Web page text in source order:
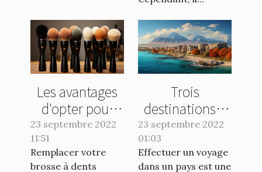
Les avantages
d'opter pour
une brosse
électrique
23 septembre 2022
11:51
Remplacer votre
brosse à dents
Trois
destinations à
visiter
absolument en
2022
23 septembre 2022
01:03
Effectuer un voyage
dans un pays est une